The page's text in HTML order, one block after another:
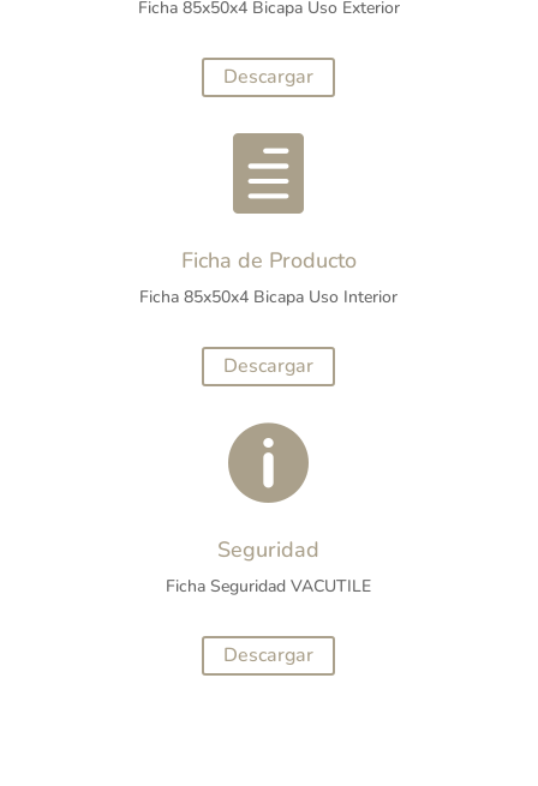
Ficha 85x50x4 Bicapa Uso Exterior
Descargar

Ficha de Producto
Ficha 85x50x4 Bicapa Uso Interior
Descargar

Seguridad
Ficha Seguridad VACUTILE
Descargar